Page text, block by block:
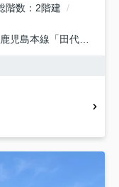
階数
2階建
鹿児島本線 「 田代